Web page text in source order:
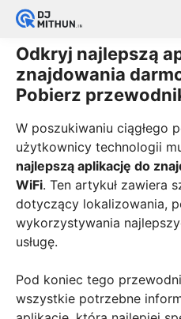
Skip
content
Odkryj najlepszą
znajdowania
Pobierz
W poszukiwaniu ciągłego
użytkownicy technologii
najlepszą aplikację do
WiFi. Ten artykuł zawiera
dotyczący lokalizowania,
wykorzystywania
usługę.
Pod koniec tego
wszystkie potrzebne